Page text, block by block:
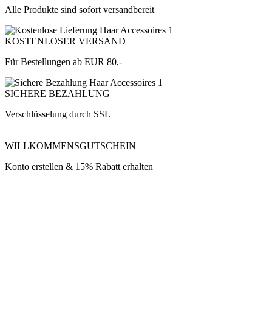
Alle Produkte sind sofort versandbereit
KOSTENLOSER VERSAND
Für Bestellungen ab EUR 80,-
SICHERE BEZAHLUNG
Verschlüsselung durch SSL
WILLKOMMENSGUTSCHEIN
Konto erstellen & 15% Rabatt erhalten